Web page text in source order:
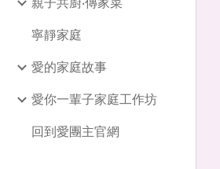
寧靜家庭
愛的家庭故事
愛你一輩子家庭工作坊
回到愛團主官網